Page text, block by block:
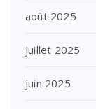
août 2025
juillet 2025
juin 2025